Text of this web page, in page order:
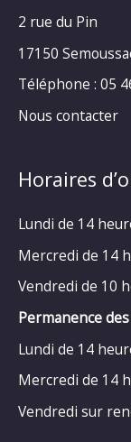
2 rue du Pin
17150
Téléphone : 05
Nous contacter
Horaires
Lundi de 14
Mercredi de 14
Vendredi de 10
Permanence
Lundi de 14
Mercredi de 14
Vendredi sur